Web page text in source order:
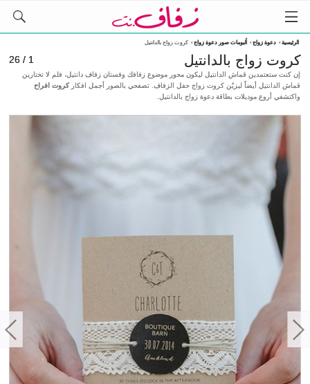
الرئيسية› دعوة زواج› ألبومات صور دعوة زواج› كروت زواج بالدانتيل
كروت زواج بالدانتيل 1 / 26
إن كنت ستعتمدين قماش الدانتيل ليكون محور موضوع زفافك وفستان زفاف دانتيل، فلم لا تختارين
قماش الدانتيل أيضاً ليزيّن كروت زواج حفل الزفاف. تصفحي بالصور أجمل افكاركروت افراح
واكتشفي أروع موديلات بطاقة دعوة زواج بالدانتيل.